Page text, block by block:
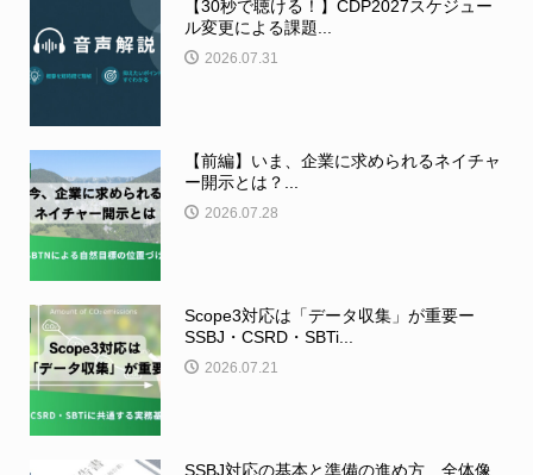
【30秒で聴ける！】CDP2027スケジュー
ル変更による課題...
2026.07.31
【前編】いま、企業に求められるネイチャ
ー開示とは？...
2026.07.28
Scope3対応は「データ収集」が重要ー
SSBJ・CSRD・SBTi...
2026.07.21
SSBJ対応の基本と準備の進め方 全体像